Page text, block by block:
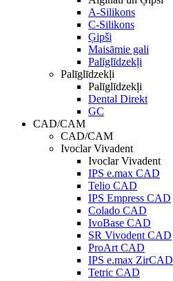
A-Silikons
C-Silikons
Ģipši
Maisāmie gali
Palīglīdzekļi
Palīglīdzekļi
Palīglīdzekļi
Dental Direkt
GC
CAD/CAM
CAD/CAM
Ivoclar Vivadent
Ivoclar Vivadent
IPS e.max CAD
Telio CAD
IPS Empress CAD
Colado CAD
IvoBase CAD
SR Vivodent CAD
ProArt CAD
IPS e.max ZirCAD
Tetric CAD